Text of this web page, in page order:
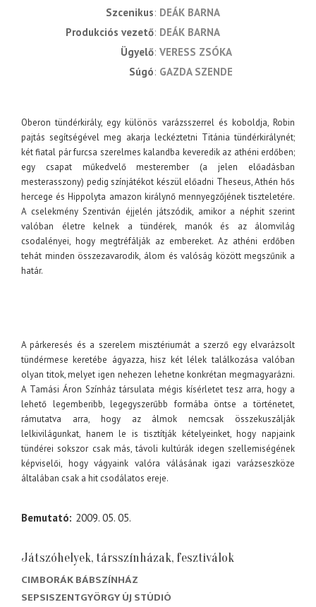
szcenikus DEÁK BARNA
produkciós vezető DEÁK BARNA
ügyelő VERESS ZSÓKA
súgó GAZDA SZENDE
Oberon tündérkirály, egy különös varázsszerrel és koboldja, Robin
pajtás segítségével meg akarja leckéztetni Titánia tündérkirálynét;
két fiatal pár furcsa szerelmes kalandba keveredik az athéni erdőben;
egy csapat műkedvelő mesterember (a jelen előadásban
mesterasszony) pedig színjátékot készül előadni Theseus, Athén hős
hercege és Hippolyta amazon királynő mennyegzőjének tiszteletére.
A cselekmény Szentiván éjjelén játszódik, amikor a néphit szerint
valóban életre kelnek a tündérek, manók és az álomvilág
csodalényei, hogy megtréfálják az embereket. Az athéni erdőben
tehát minden összezavarodik, álom és valóság között megszűnik a
határ.
A párkeresés és a szerelem misztériumát a szerző egy elvarázsolt
tündérmese keretébe ágyazza, hisz két lélek találkozása valóban
olyan titok, melyet igen nehezen lehetne konkrétan megmagyarázni.
A Tamási Áron Színház társulata mégis kísérletet tesz arra, hogy a
lehető legemberibb, legegyszerűbb formába öntse a történetet,
rámutatva arra, hogy az álmok nemcsak összekuszálják
lelkivilágunkat, hanem le is tisztítják kételyeinket, hogy napjaink
tündérei sokszor csak más, távoli kultúrák idegen szellemiségének
képviselői, hogy vágyaink valóra válásának igazi varázseszköze
általában csak a hit csodálatos ereje.
Bemutató 2009. 05. 05.
Játszóhelyek, társszínházak, fesztiválok
CIMBORÁK BÁBSZÍNHÁZ
SEPSISZENTGYÖRGY ÚJ STÚDIÓ